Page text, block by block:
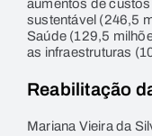
aumentos de
sustentável (246,5
Saúde (129,5
as infraestruturas
Reabilitação
Mariana Vieira da